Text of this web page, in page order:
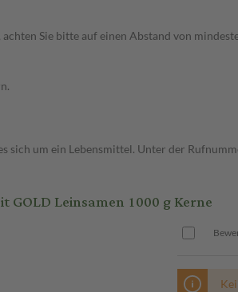
Sie bitte auf einen Abstand von
sich um ein Lebensmittel. Unter der
Leinsamen 1000 g Kerne